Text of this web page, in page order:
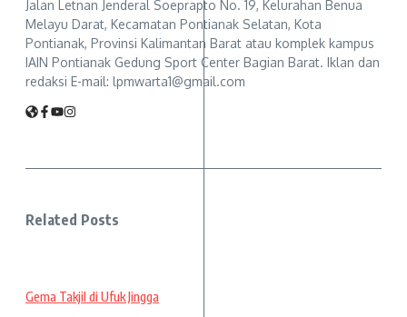
Jalan Letnan Jenderal Soeprapto No. 19, Kelurahan Benua
Melayu Darat, Kecamatan Pontianak Selatan, Kota
Pontianak, Provinsi Kalimantan Barat atau komplek kampus
IAIN Pontianak Gedung Sport Center Bagian Barat. Iklan dan
redaksi E-mail: lpmwarta1@gmail.com
Related Posts
Gema Takjil di Ufuk Jingga